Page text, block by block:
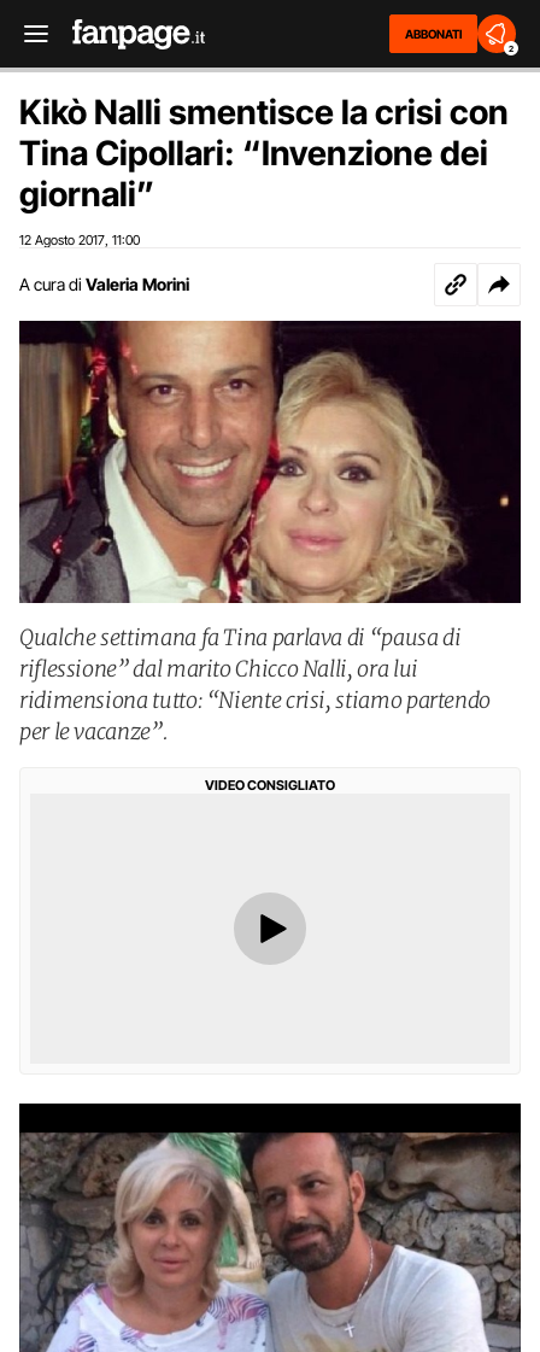
ABBONATI
2
Kikò Nalli smentisce la crisi con
Tina Cipollari: “Invenzione dei
giornali”
12 Agosto 2017 11:00
A cura di Valeria Morini
Qualche settimana fa Tina parlava di “pausa di
riflessione” dal marito Chicco Nalli, ora lui
ridimensiona tutto: “Niente crisi, stiamo partendo
per le vacanze”.
VIDEO CONSIGLIATO